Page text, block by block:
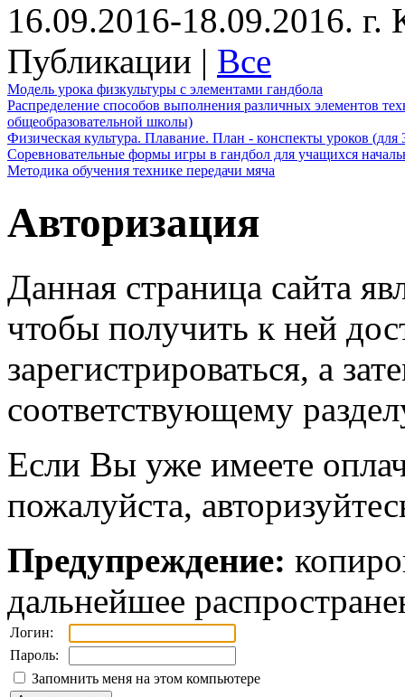
16.09.2016-18.09.2016.
Публикации | Все
Модель урока физкультуры с элементами гандбола
Распределение способов выполнения различных элементов
общеобразовательной школы)
Физическая культура. Плавание. План - конспекты уроков (для
Соревновательные формы игры в гандбол для учащихся
Методика обучения технике передачи мяча
Авторизация
Данная страница сайта
чтобы получить к ней
зарегистрироваться, а
соответствующему
Если Вы уже имеете
пожалуйста,
Предупреждение:
дальнейшее
Логин:
Пароль:
Запомнить меня на этом компьютере